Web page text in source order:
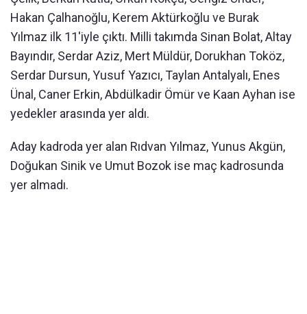
Hakan Çalhanoğlu, Kerem Aktürkoğlu ve Burak
Yılmaz ilk 11'iyle çıktı. Milli takımda Sinan Bolat, Altay
Bayındır, Serdar Aziz, Mert Müldür, Dorukhan Toköz,
Serdar Dursun, Yusuf Yazıcı, Taylan Antalyalı, Enes
Ünal, Caner Erkin, Abdülkadir Ömür ve Kaan Ayhan ise
yedekler arasında yer aldı.
Aday kadroda yer alan Rıdvan Yılmaz, Yunus Akgün,
Doğukan Sinik ve Umut Bozok ise maç kadrosunda
yer almadı.